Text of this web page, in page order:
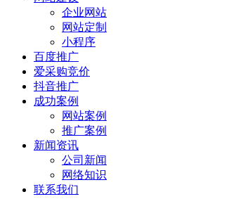
企业网站
网站定制
小程序
百度推广
爱采购竞价
抖音推广
成功案例
网站案例
推广案例
新闻资讯
公司新闻
网络知识
联系我们